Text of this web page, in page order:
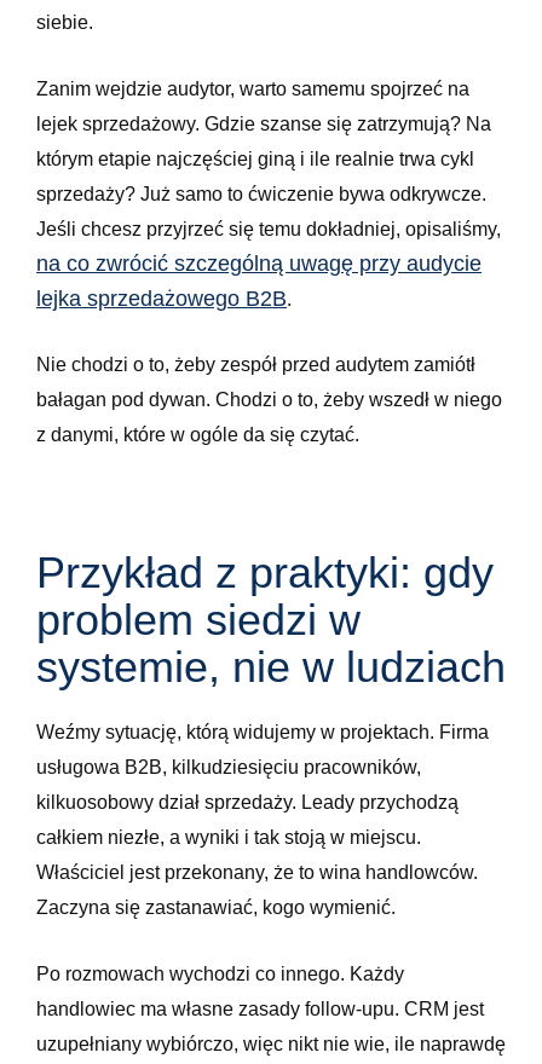
siebie.
Zanim wejdzie audytor, warto samemu spojrzeć na
lejek sprzedażowy. Gdzie szanse się zatrzymują? Na
którym etapie najczęściej giną i ile realnie trwa cykl
sprzedaży? Już samo to ćwiczenie bywa odkrywcze.
Jeśli chcesz przyjrzeć się temu dokładniej, opisaliśmy,
na co zwrócić szczególną uwagę przy audycie
lejka sprzedażowego B2B.
Nie chodzi o to, żeby zespół przed audytem zamiótł
bałagan pod dywan. Chodzi o to, żeby wszedł w niego
z danymi, które w ogóle da się czytać.
Przykład z praktyki: gdy
problem siedzi w
systemie, nie w ludziach
Weźmy sytuację, którą widujemy w projektach. Firma
usługowa B2B, kilkudziesięciu pracowników,
kilkuosobowy dział sprzedaży. Leady przychodzą
całkiem niezłe, a wyniki i tak stoją w miejscu.
Właściciel jest przekonany, że to wina handlowców.
Zaczyna się zastanawiać, kogo wymienić.
Po rozmowach wychodzi co innego. Każdy
handlowiec ma własne zasady follow-upu. CRM jest
uzupełniany wybiórczo, więc nikt nie wie, ile naprawdę